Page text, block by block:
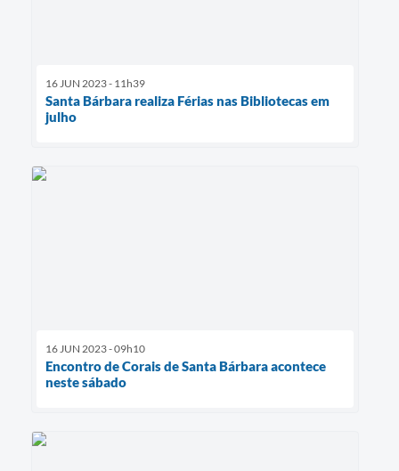
16 JUN 2023 - 11h39
Santa Bárbara realiza Férias nas Bibliotecas em
julho
16 JUN 2023 - 09h10
Encontro de Corais de Santa Bárbara acontece
neste sábado